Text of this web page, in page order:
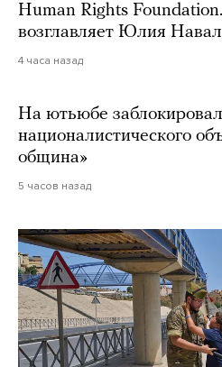
Human Rights
возглавляет Юлия
4 часа назад
На ютьюбе
националистического
община»
5 часов назад